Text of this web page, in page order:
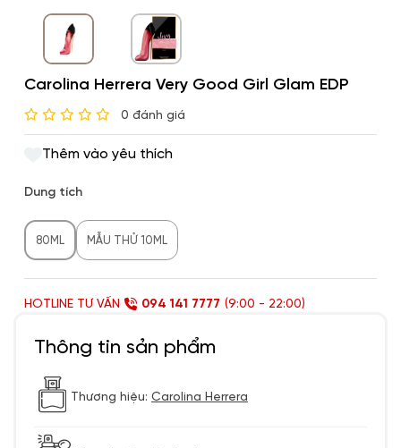
Carolina Herrera Very Good Girl Glam EDP
0 đánh giá
Thêm vào yêu thích
Dung tích
80ML MẪU THỬ 10ML
HOTLINE TƯ VẤN 094 141 7777 (9:00 - 22:00)
Thông tin sản phẩm
Thương hiệu: Carolina Herrera